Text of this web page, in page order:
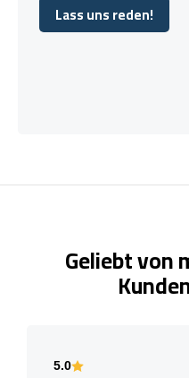
Lass uns reden!
Lass uns reden!
Geliebt von
5.0